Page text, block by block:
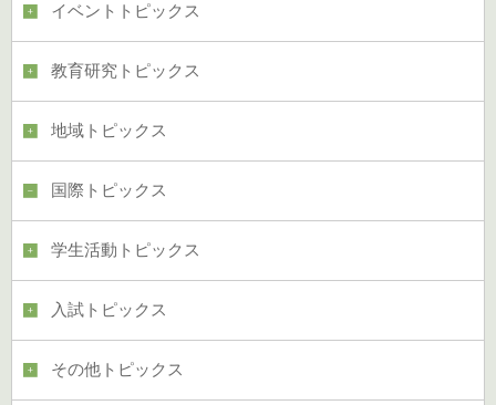
イベントトピックス
教育研究トピックス
地域トピックス
国際トピックス
学生活動トピックス
入試トピックス
その他トピックス